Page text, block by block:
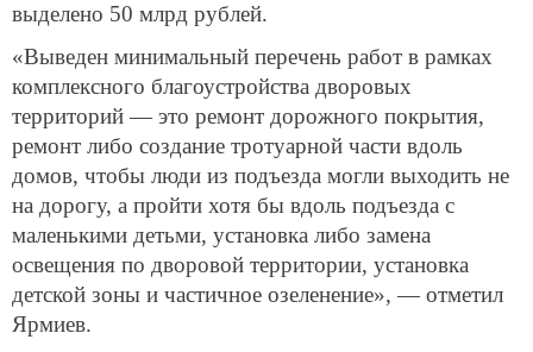
выделено 50 млрд рублей.
«Выведен минимальный перечень работ в рамках
комплексного благоустройства дворовых
территорий — это ремонт дорожного покрытия,
ремонт либо создание тротуарной части вдоль
домов, чтобы люди из подъезда могли выходить не
на дорогу, а пройти хотя бы вдоль подъезда с
маленькими детьми, установка либо замена
освещения по дворовой территории, установка
детской зоны и частичное озеленение», — отметил
Ярмиев.